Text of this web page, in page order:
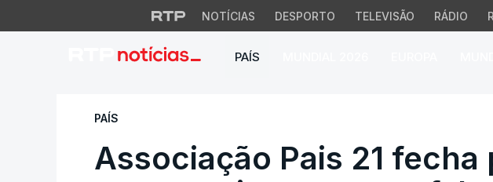
NOTÍCIAS DESPORTO TELEVISÃO RÁDIO
PAÍS
Associação Pais 21 fecha
PAÍS
Associação Pais 21 fecha